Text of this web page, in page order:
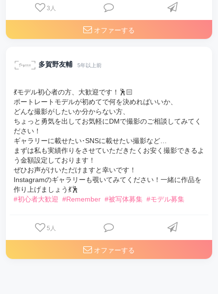
3 人
オファーする
多賀野友輔 5年以上前
💃モデル初心者の方、大歓迎です！🕺🏻
ポートレートモデルが初めてで何を決めればいいか、
どんな撮影がしたいか分からない方、
ちょっと勇気を出してお気軽にDMで撮影のご相談してみてく
ださい！
ギャラリーに載せたい･SNSに載せたい撮影など…
まずは私も実績作りをさせていただきたくお安く撮影できるよ
う金額設定しております！
ぜひお声がけいただけますと幸いです！
Instagramのギャラリーも覗いてみてください！一緒に作品を
作り上げましょう💃🕺
#初心者大歓迎 #Remember #被写体募集 #モデル募集
5 人
オファーする